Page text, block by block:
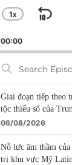
CHANGE
RATE
1X
00:00
Search
Episodes
Giai đoạn tiếp theo
tộc thiểu số của
06/08/2026
Nỗ lực âm thầm
trị khu vực Mỹ